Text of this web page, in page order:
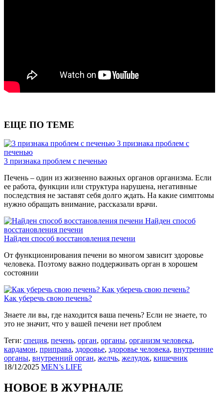
ЕЩЕ ПО ТЕМЕ
3 признака проблем с
печенью
3 признака проблем с печенью
Печень – один из жизненно важных органов организма. Если
ее работа, функции или структура нарушена, негативные
последствия не заставят себя долго ждать. На какие симптомы
нужно обращать внимание, рассказали врачи.
Найден способ
восстановления печени
Найден способ восстановления печени
От функционирования печени во многом зависит здоровье
человека. Поэтому важно поддерживать орган в хорошем
состоянии
Как уберечь свою печень?
Как уберечь свою печень?
Знаете ли вы, где находится ваша печень? Если не знаете, то
это не значит, что у вашей печени нет проблем
Теги: специя, печень, орган, органы, организм человека,
кардамон, приправа, здоровье, здоровье человека, внутренние
органы, внутренний орган, желчь, желудок, кишечник
18/12/2025 MEN’s LIFE
НОВОЕ В ЖУРНАЛЕ